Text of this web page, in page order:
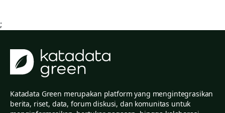
;
Katadata Green merupakan platform yang mengintegrasikan
berita, riset, data, forum diskusi, dan komunitas untuk